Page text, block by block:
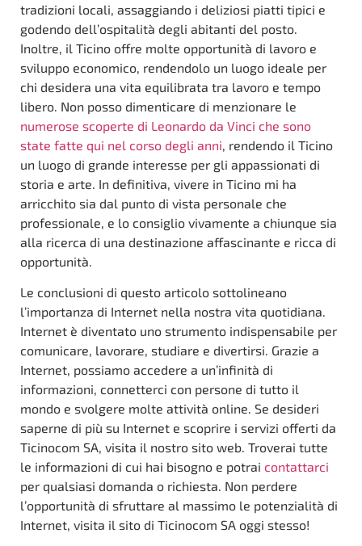
tradizioni locali, assaggiando i deliziosi piatti tipici e
godendo dell’ospitalità degli abitanti del posto.
Inoltre, il Ticino offre molte opportunità di lavoro e
sviluppo economico, rendendolo un luogo ideale per
chi desidera una vita equilibrata tra lavoro e tempo
libero. Non posso dimenticare di menzionare le
numerose scoperte di Leonardo da Vinci che sono
state fatte qui nel corso degli anni , rendendo il Ticino
un luogo di grande interesse per gli appassionati di
storia e arte. In definitiva, vivere in Ticino mi ha
arricchito sia dal punto di vista personale che
professionale, e lo consiglio vivamente a chiunque sia
alla ricerca di una destinazione affascinante e ricca di
opportunità.
Le conclusioni di questo articolo sottolineano
l’importanza di Internet nella nostra vita quotidiana.
Internet è diventato uno strumento indispensabile per
comunicare, lavorare, studiare e divertirsi. Grazie a
Internet, possiamo accedere a un’infinità di
informazioni, connetterci con persone di tutto il
mondo e svolgere molte attività online. Se desideri
saperne di più su Internet e scoprire i servizi offerti da
Ticinocom SA, visita il nostro sito web. Troverai tutte
le informazioni di cui hai bisogno e potrai contattarci
per qualsiasi domanda o richiesta. Non perdere
l’opportunità di sfruttare al massimo le potenzialità di
Internet, visita il sito di Ticinocom SA oggi stesso!